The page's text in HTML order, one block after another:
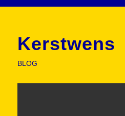
Kerstwens
BLOG